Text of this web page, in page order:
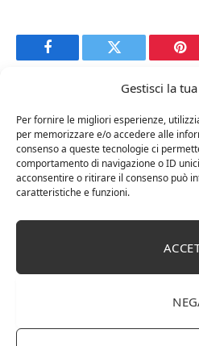
Gestisci la
Per fornire le migliori esperienze,
per memorizzare e/o accedere alle
consenso a queste tecnologie ci
comportamento di navigazione o ID
acconsentire o ritirare il consenso può
caratteristiche e funzioni.
Facebook Twitter
RELATED POSTS